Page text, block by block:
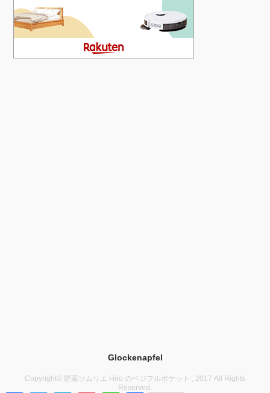
Glockenapfel
Copyright© 野菜ソムリエ Hiro のベジフルポケット , 2017 All Rights
Reserved.